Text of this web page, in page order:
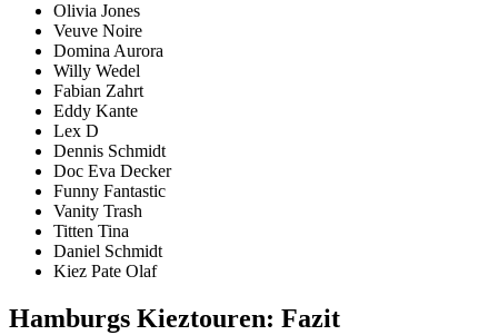
Olivia Jones
Veuve Noire
Domina Aurora
Willy Wedel
Fabian Zahrt
Eddy Kante
Lex D
Dennis Schmidt
Doc Eva Decker
Funny Fantastic
Vanity Trash
Titten Tina
Daniel Schmidt
Kiez Pate Olaf
Hamburgs Kieztouren: Fazit